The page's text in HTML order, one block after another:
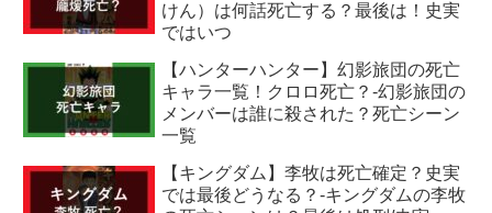
けん）は何話死亡する？最後は！史実
ではいつ
【ハンターハンター】幻影旅団の死亡
キャラ一覧！クロロ死亡？-幻影旅団の
メンバーは誰に殺された？死亡シーン
一覧
【キングダム】李牧は死亡確定？史実
では最後どうなる？-キングダムの李牧